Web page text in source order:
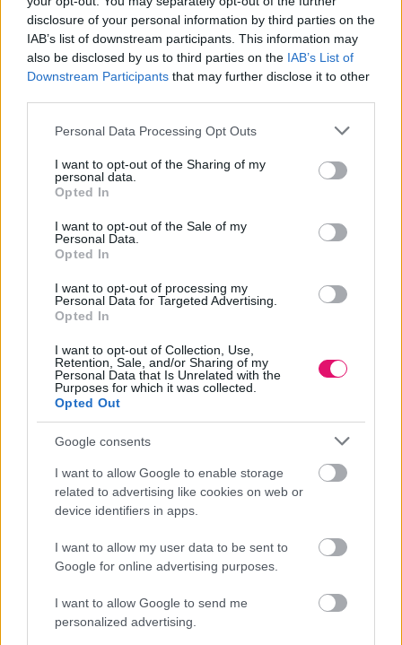
disclosure of your personal information by third parties on the
IAB’s list of downstream participants. This information may
also be disclosed by us to third parties on the IAB’s List of
Downstream Participants that may further disclose it to other
Please note that this website/app uses one or more Google
not limited to your visit or usage behaviour. You may click to
grant or deny consent to Google and its third-party tags to
use your data for below specified purposes in below Google
consent section.
Personal Data Processing Opt Outs
I want to opt-out of the Sharing of my
personal data.
Opted In
I want to opt-out of the Sale of my
Personal Data.
Opted In
I want to opt-out of processing my
Personal Data for Targeted Advertising.
Opted In
I want to opt-out of Collection, Use,
Retention, Sale, and/or Sharing of my
Personal Data that Is Unrelated with the
Purposes for which it was collected.
Opted Out
Google consents
I want to allow Google to enable storage
related to advertising like cookies on web or
device identifiers in apps.
I want to allow my user data to be sent to
Google for online advertising purposes.
I want to allow Google to send me
personalized advertising.
eseményét azért rendezi meg a Magyar Marketing
Szövetség, hogy bemutassa, miként lehet kiaknázni és
valódi üzleti növekedéssé formálni a digitális tér adta
lehetőségeket, a hosszú távú stratégiai célok szintjétől
egészen a mindennapi munkavégzés területéig. A Digital
az online marketing legjobb gyakorlatait, AI-alapú
innovációkat és sikeres digitális-, valamint AI-
transzformációkat.
TUDJ MEG TÖBBET